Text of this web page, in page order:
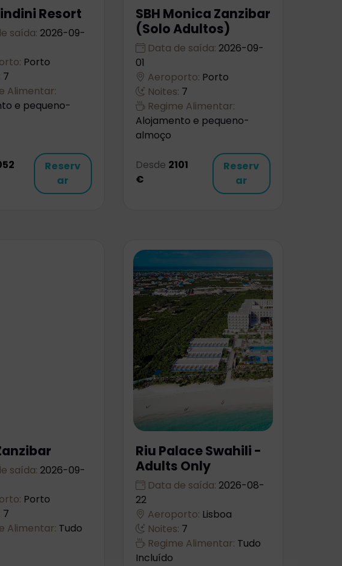
Resort
saída: 2026-09-
Porto
7
Alimentar:
e pequeno-
Reserv
ar
SBH Monica Zanzibar
(Solo Adultos)
Data de saída: 2026-09-
01
Aeroporto: Porto
Noites: 7
Regime Alimentar:
Alojamento e pequeno-
almoço
Desde 2101
€
Reserv
ar
saída: 2026-09-
Porto
7
Alimentar: Tudo
Riu Palace Swahili -
Adults Only
Data de saída: 2026-08-
22
Aeroporto: Lisboa
Noites: 7
Regime Alimentar: Tudo
Incluído